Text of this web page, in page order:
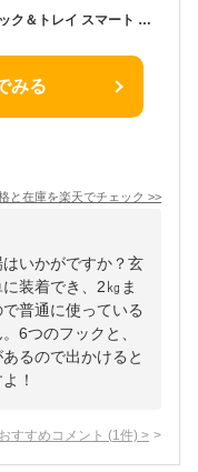
【ポイント5倍】 smart マグネットキーフック＆トレイ スマート ブラック 山崎実業 2755 マグネット キーフック 壁掛け おしゃれ 収納 玄関ドア 玄関 扉 戸 北欧 鍵 かぎ 小物入れ 印鑑 ハンコ シンプル 北欧雑貨 キーホルダー オフィス
みる
と在庫を楽天でチェック >>
いかがですか？玄
装着でき、2㎏ま
普通に使っている
6つのフックと、
るので出かけると
！
すすめコメント (1 件) >